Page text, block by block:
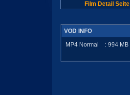
Film Detail Seite
VOD INFO
MP4 Normal
: 994 MB